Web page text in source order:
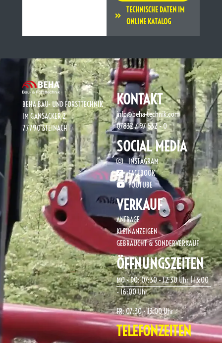
TECHNISCHE DATEN IM
ONLINE KATALOG
BEHA BAU- UND FORSTTECHNIK
IM GANSACKER 2
77790 STEINACH
KONTAKT
info@beha-technik.com
07832 / 97 532 - 0
SOCIAL MEDIA
INSTAGRAM
FACEBOOK
YOUTUBE
VERKAUF
ANFRAGE
KLEINANZEIGEN
GEBRAUCHT & SONDERVERKAUF
ÖFFNUNGSZEITEN
MO - DO: 07:30 - 12:30 Uhr | 13:00
- 16:00 Uhr
FR: 07:30 - 13:00 Uhr
TELEFONZEITEN